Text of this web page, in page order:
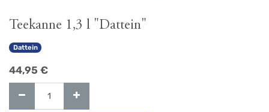
Teekanne 1,3 l "Dattein"
Dattein
44,95 €